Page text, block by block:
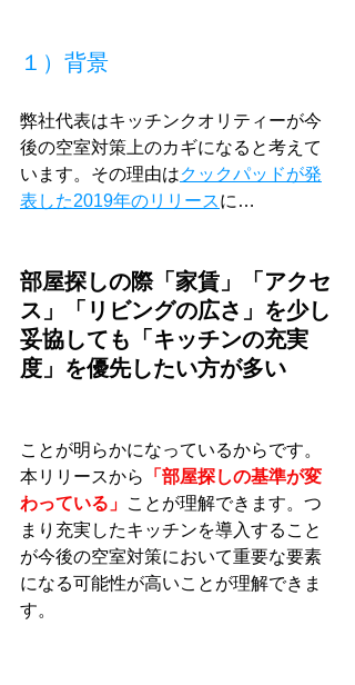
１）背景
弊社代表はキッチンクオリティーが今
後の空室対策上のカギになると考えて
います。その理由はクックパッドが発
表した2019年のリリースに…
部屋探しの際「家賃」「アクセ
ス」「リビングの広さ」を少し
妥協しても「キッチンの充実
度」を優先したい方が多い
ことが明らかになっているからです。
本リリースから
「部屋探しの基準が変
わっている」 ことが理解できます。つ
まり充実したキッチンを導入すること
が今後の空室対策において重要な要素
になる可能性が高いことが理解できま
す。